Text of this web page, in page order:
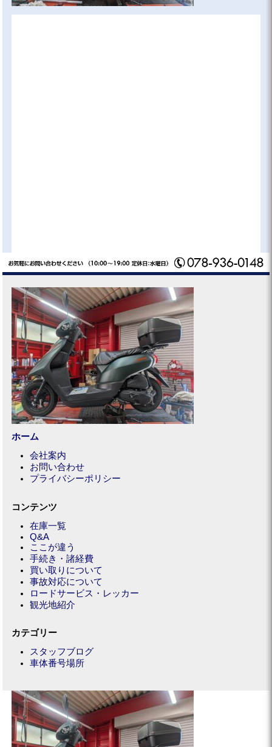
ホーム
会社案内
お問い合わせ
プライバシーポリシー
コンテンツ
在庫一覧
Q&A
ここが違う
手続き・諸経費
買い取りについて
事故対応について
ロードサービス・レッカー
観光地紹介
カテゴリー
スタッフブログ
車体番号場所